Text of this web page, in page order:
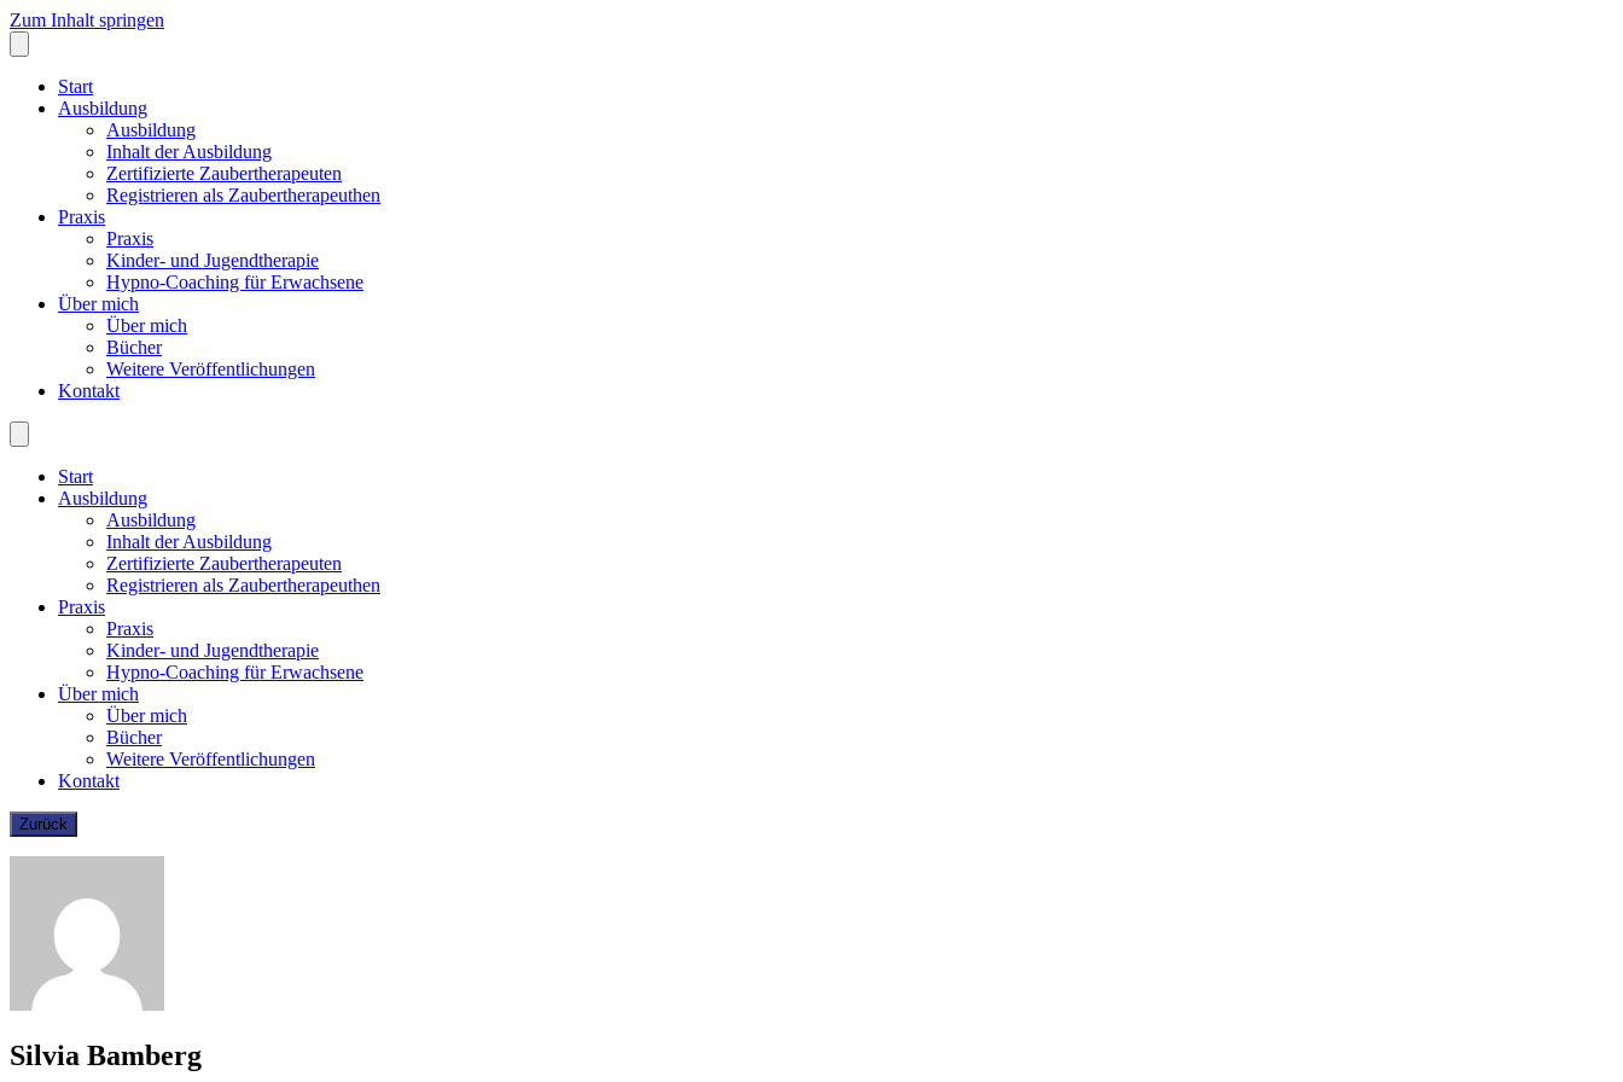
Zum Inhalt springen
Start
Ausbildung
Ausbildung
Inhalt der Ausbildung
Zertifizierte Zaubertherapeuten
Registrieren als Zaubertherapeuthen
Praxis
Praxis
Kinder- und Jugendtherapie
Hypno-Coaching für Erwachsene
Über mich
Über mich
Bücher
Weitere Veröffentlichungen
Kontakt
Start
Ausbildung
Ausbildung
Inhalt der Ausbildung
Zertifizierte Zaubertherapeuten
Registrieren als Zaubertherapeuthen
Praxis
Praxis
Kinder- und Jugendtherapie
Hypno-Coaching für Erwachsene
Über mich
Über mich
Bücher
Weitere Veröffentlichungen
Kontakt
Silvia Bamberg